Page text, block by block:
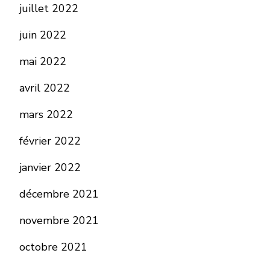
juillet 2022
juin 2022
mai 2022
avril 2022
mars 2022
février 2022
janvier 2022
décembre 2021
novembre 2021
octobre 2021